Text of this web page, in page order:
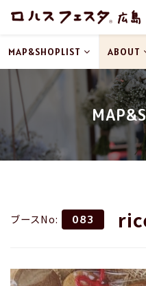
MAP&SHOPLIST ABOUT
ブースNo: 083